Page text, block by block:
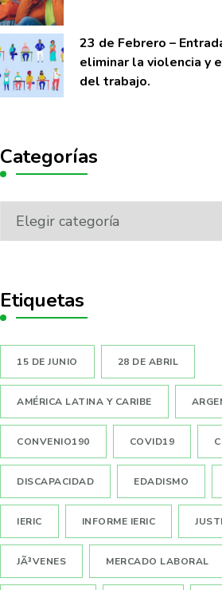
23 de Febrero –
eliminar la violencia y
del trabajo.
Categorías
Etiquetas
15 DE JUNIO 28 DE ABRIL
AMÉRICA LATINA Y CARIBE
CONVENIO190 COVID19
DISCAPACIDAD EDADISMO
IERIC INFORME IERIC
JÃ³VENES MERCADO LABORAL